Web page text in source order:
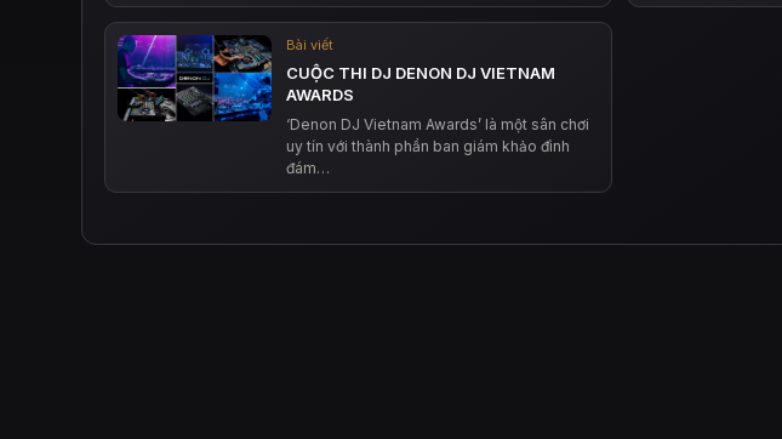
Bài viết
CUỘC THI DJ DENON DJ VIETNAM
AWARDS
‘Denon DJ Vietnam Awards’ là một sân chơi
uy tín với thành phần ban giám khảo đình
đám…